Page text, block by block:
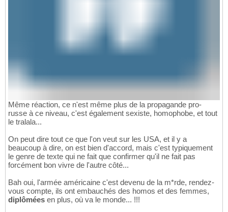
Même réaction, ce n'est même plus de la propagande pro-
russe à ce niveau, c'est également sexiste, homophobe, et tout
le tralala...
On peut dire tout ce que l'on veut sur les USA, et il y a
beaucoup à dire, on est bien d'accord, mais c'est typiquement
le genre de texte qui ne fait que confirmer qu'il ne fait pas
forcément bon vivre de l'autre côté...
Bah oui, l'armée américaine c'est devenu de la m*rde, rendez-
vous compte, ils ont embauchés des homos et des femmes,
diplômées en plus, où va le monde... !!!